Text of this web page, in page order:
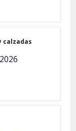
calzadas